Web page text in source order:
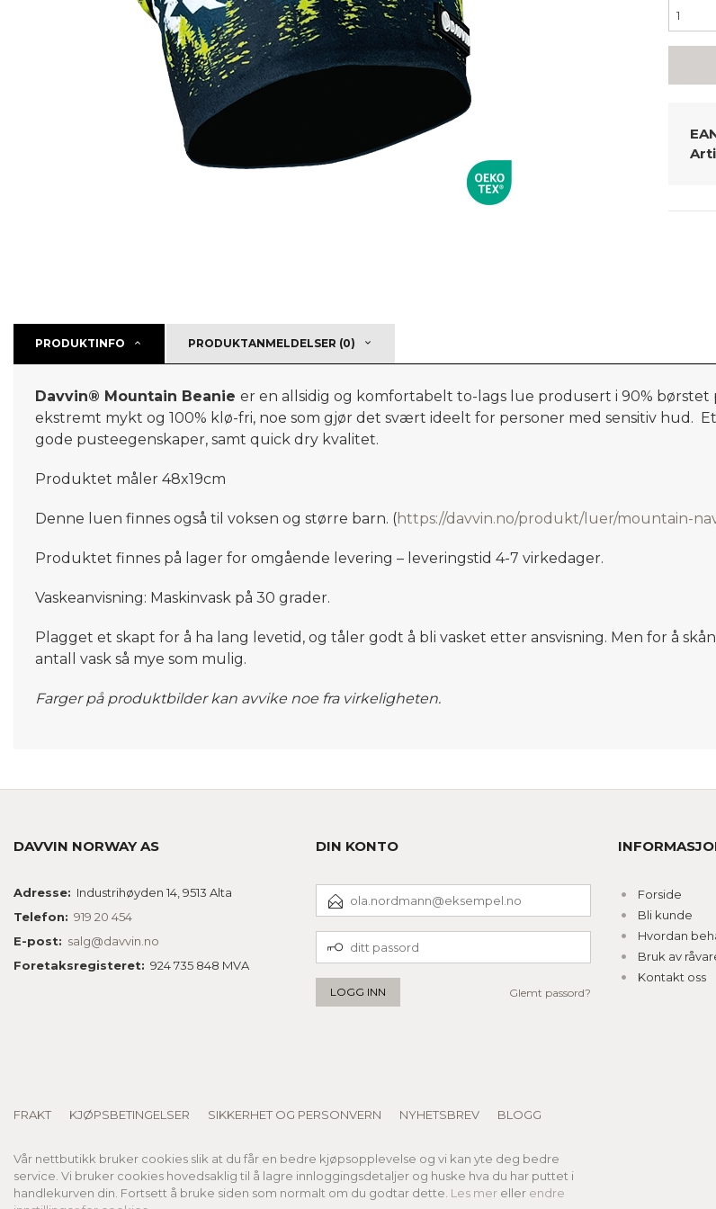
PRODUKTINFO PRODUKTANMELDELSER (0)
Davvin® Mountain Beanie er en allsidig og komfortabelt to-lags lue produsert i 90%
ekstremt mykt og 100% klø-fri, noe som gjør det svært ideelt for personer med sensitiv hud.
gode pusteegenskaper, samt quick dry kvalitet.
Produktet måler 48x19cm
Denne luen finnes også til voksen og større barn. (https://davvin.no/produkt/luer/mountain-
Produktet finnes på lager for omgående levering – leveringstid 4-7 virkedager.
Vaskeanvisning: Maskinvask på 30 grader.
Plagget et skapt for å ha lang levetid, og tåler godt å bli vasket etter ansvisning. Men for å
antall vask så mye som mulig.
Farger på produktbilder kan avvike noe fra virkeligheten.
DAVVIN NORWAY AS
Adresse: Industrihøyden 14, 9513 Alta
Telefon: 919 20 454
E-post: salg@davvin.no
Foretaksregisteret: 924 735 848 MVA
DIN KONTO
POSTADRESSE
PASSORD
Glemt passord?
Forside
Bli kunde
Hvordan
Bruk av
Kontakt oss
FRAKT KJØPSBETINGELSER SIKKERHET OG PERSONVERN NYHETSBREV BLOGG
Vår nettbutikk bruker cookies slik at du får en bedre kjøpsopplevelse og vi kan yte deg bedre
service. Vi bruker cookies hovedsaklig til å lagre innloggingsdetaljer og huske hva du har puttet i
handlekurven din. Fortsett å bruke siden som normalt om du godtar dette. Les mer eller endre